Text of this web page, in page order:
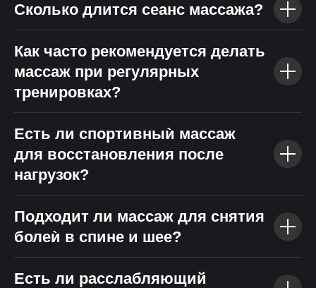
Сколько длится сеанс массажа?
Как часто рекомендуется делать
массаж при регулярных
тренировках?
Есть ли спортивныѝ массаж
для восстановления после
нагрузок?
Подходит ли массаж для снятия
болеѝ в спине и шее?
Есть ли расслабляющий